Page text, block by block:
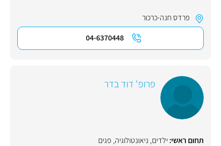
פרדס חנה-כרכור
04-6370448
פרופ' דוד בדר
תחום ראשי:ילדים, ניאונטולוגיה, פגים